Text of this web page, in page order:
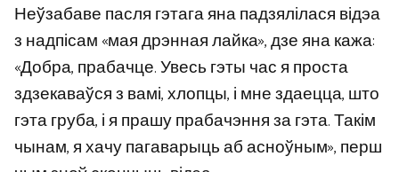
Неўзабаве пасля гэтага яна падзялілася відэа
з надпісам «мая дрэнная лайка», дзе яна кажа:
«Добра, прабачце. Увесь гэты час я проста
здзекаваўся з вамі, хлопцы, і мне здаецца, што
гэта груба, і я прашу прабачэння за гэта. Такім
чынам, я хачу пагаварыць аб асноўным», перш